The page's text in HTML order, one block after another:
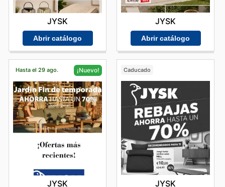
JYSK
Abrir catálogo
JYSK
Abrir catálogo
Hasta el 29 ago. ¡Nuevo!
JYSK
Caducado
JYSK